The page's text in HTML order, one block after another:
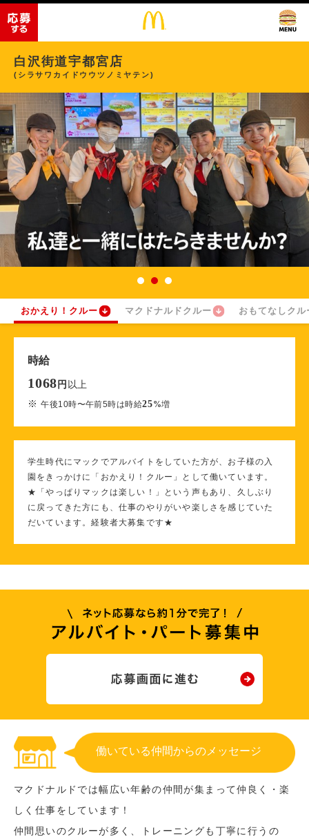
白沢街道宇都宮店
(シラサワカイドウウツノミヤテン)
おかえり！クルー マクドナルドクルー おもてなしクル
時給
1068 円 以上
※午後10時〜午前5時は時給25%増
学生時代にマックでアルバイトをしていた方が、お子様の入
園をきっかけに「おかえり！クルー」として働いています。
★「やっぱりマックは楽しい！」という声もあり、久しぶり
に戻ってきた方にも、仕事のやりがいや楽しさを感じていた
だいています。経験者大募集です★
働いている仲間からのメッセージ
マクドナルドでは幅広い年齢の仲間が集まって仲良く・楽
しく仕事をしています！
仲間思いのクルーが多く、トレーニングも丁寧に行うの